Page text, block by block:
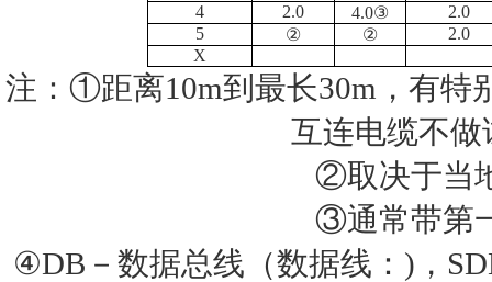
4
2.0 4.0③
2.0
5
② ②
2.0
X
注：①距离10m到最长30m ，有
互连电缆不
②取决于当
③通常带第
④DB － 数据总线（数据线： ) ， SD